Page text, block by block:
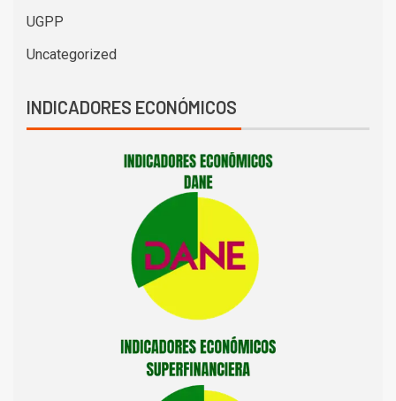
UGPP
Uncategorized
INDICADORES ECONÓMICOS